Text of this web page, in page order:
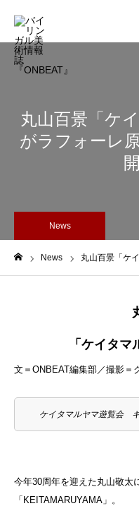
丸山百景「ケ
がラフォーレ
News
News 丸山百景「ケイタマ
「ケイタ
文＝ONBEAT編集部／撮影＝
ケイタマルヤマ遊覧会
今年30周年を迎えた丸山敬太
「KEITAMARUYAMA」。